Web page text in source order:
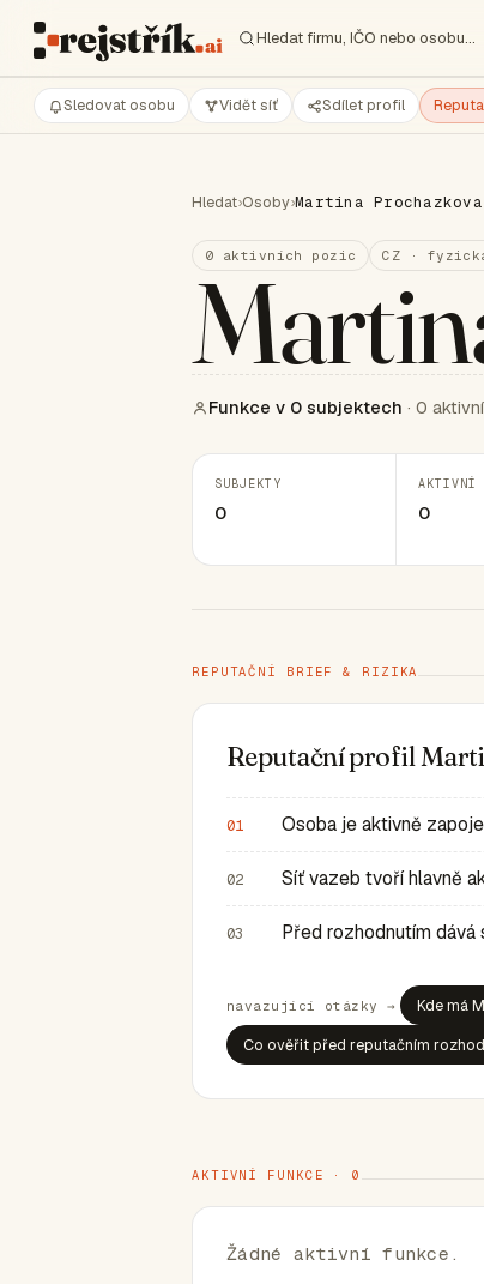
Hledat firmu, IČO nebo osobu…
Sledovat osobu Vidět síť Sdílet profil
Hledat›Osoby›Martina Prochazkova
0 aktivních pozic CZ ·
Funkce v 0 subjektech · 0
SUBJEKTY
0
AKTIVNÍ
0
REPUTAČNÍ BRIEF & RIZIKA
Reputační profil
01 Osoba je aktivně
02 Síť vazeb tvoří hlavně
03 Před rozhodnutím
navazující otázky → Kde má
Co ověřit před reputačním
AKTIVNÍ FUNKCE · 0
Žádné aktivní funkce.